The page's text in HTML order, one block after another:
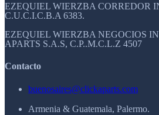
EZEQUIEL WIERZBA CORREDOR
C.U.C.I.C.B.A 6383.
EZEQUIEL WIERZBA NEGOCIOS
APARTS S.A.S, C.P..M.C.L.Z 4507
Contacto
buenosaires@clickaparts.com
Armenia & Guatemala, Palermo.